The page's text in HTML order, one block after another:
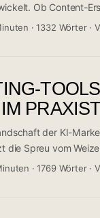
Ob Content-
wie
aber ein
strategisch einsetzt,
·1332 Wörter·
der KI-
die Spreu vom
als überteuerte
·1769 Wörter·